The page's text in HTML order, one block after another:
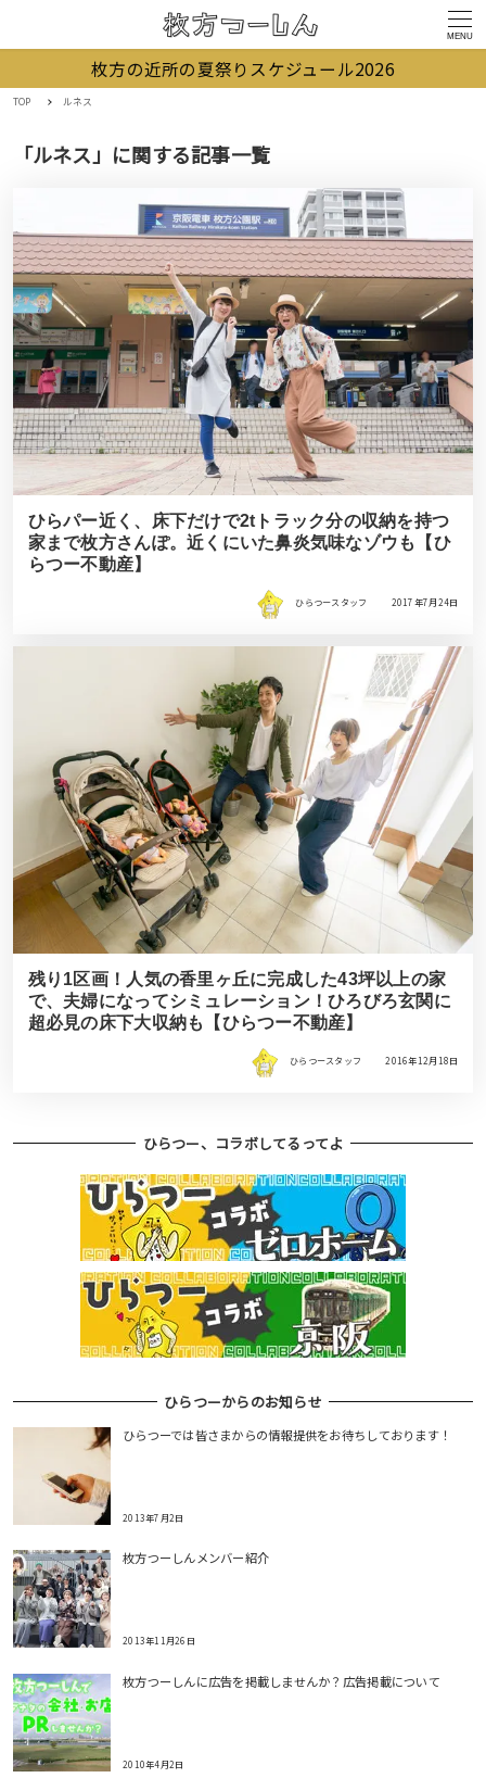
MENU
枚方の近所の夏祭りスケジュール2026
TOP ルネス
「ルネス」に関する記事一覧
ひらパー近く、床下だけで2tトラック分の収納を持つ
家まで枚方さんぽ。近くにいた鼻炎気味なゾウも【ひ
らつー不動産】
ひらつースタッフ 2017年7月24日
残り1区画！人気の香里ヶ丘に完成した43坪以上の家
で、夫婦になってシミュレーション！ひろびろ玄関に
超必見の床下大収納も【ひらつー不動産】
ひらつースタッフ 2016年12月18日
ひらつー、コラボしてるってよ
ひらつーからのお知らせ
ひらつーでは皆さまからの情報提供をお待ちしております！
2013年7月2日
枚方つーしんメンバー紹介
2013年11月26日
枚方つーしんに広告を掲載しませんか？広告掲載について
2010年4月2日